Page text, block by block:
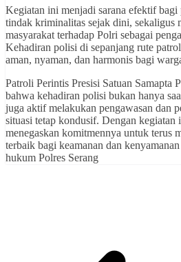
Kegiatan ini menjadi sarana efektif
tindak kriminalitas sejak dini, sekaligus
masyarakat terhadap Polri sebagai
Kehadiran polisi di sepanjang rute
aman, nyaman, dan harmonis bagi
Patroli Perintis Presisi Satuan Samapta
bahwa kehadiran polisi bukan hanya
juga aktif melakukan pengawasan dan
situasi tetap kondusif. Dengan kegiatan
menegaskan komitmennya untuk terus
terbaik bagi keamanan dan
hukum Polres Serang